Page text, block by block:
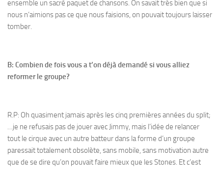
ensemble un sacré paquet de chansons. On savait très bien que si
nous n’aimions pas ce que nous faisions, on pouvait toujours laisser
tomber.
B: Combien de fois vous a t’on déjà demandé si vous alliez
reformer le groupe?
R.P: Oh quasiment jamais après les cinq premières années du split;
…je ne refusais pas de jouer avec Jimmy, mais l’idée de relancer
tout le cirque avec un autre batteur dans la forme d’un groupe
paressait totalement obsolète, sans mobile, sans motivation autre
que de se dire qu’on pouvait faire mieux que les Stones. Et c’est